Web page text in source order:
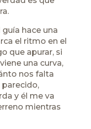
guía hace una
el ritmo en el
que apurar, si
una curva,
nos falta
parecido,
y él me va
mientras